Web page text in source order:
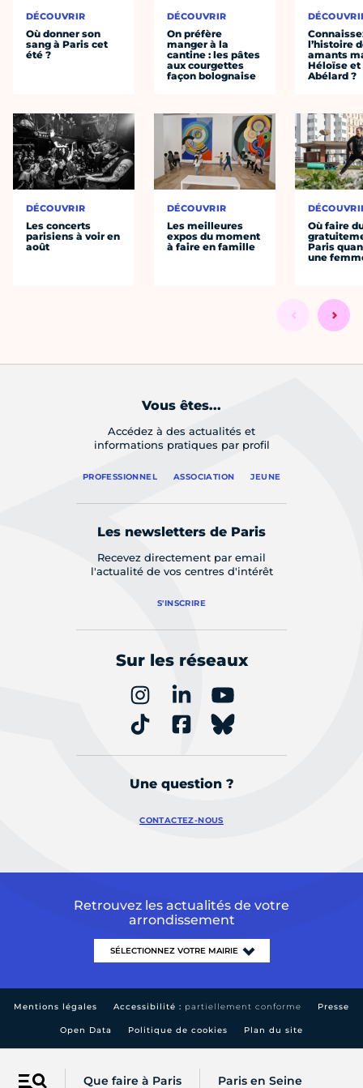
Que faire à Paris Paris en Seine
DÉCOUVRIR
Où donner son
sang à Paris cet
été ?
DÉCOUVRIR
Les concerts
parisiens à voir en
août
DÉCOUVRIR
On préfère
manger à la
cantine : les pâtes
aux courgettes
façon bolognaise
DÉCOUVRIR
Les meilleures
expos du moment
à faire en famille
l’histoire
amants
Héloïse et
Abélard ?
Où faire
Paris
une
Vous êtes...
Accédez à des actualités et
informations pratiques par profil
PROFESSIONNEL ASSOCIATION JEUNE
Les newsletters de Paris
Recevez directement par email
l'actualité de vos centres d'intérêt
S'INSCRIRE
Sur les réseaux
Une question ?
CONTACTEZ-NOUS
Retrouvez les actualités de votre
arrondissement
Mentions légales Accessibilité : partiellement conforme Presse
Open Data Politique de cookies Plan du site